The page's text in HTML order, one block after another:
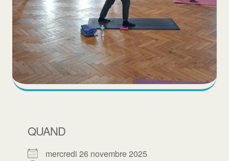
QUAND
mercredi 26 novembre 2025